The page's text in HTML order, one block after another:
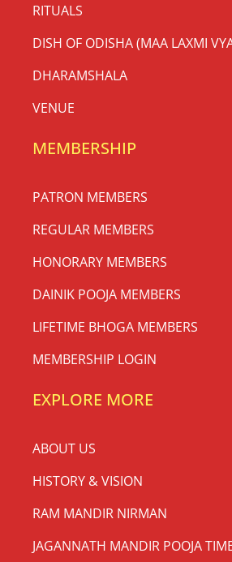
RITUALS
DISH OF ODISHA (MAA LAXMI
DHARAMSHALA
VENUE
MEMBERSHIP
PATRON MEMBERS
REGULAR MEMBERS
HONORARY MEMBERS
DAINIK POOJA MEMBERS
LIFETIME BHOGA MEMBERS
MEMBERSHIP LOGIN
EXPLORE MORE
ABOUT US
HISTORY & VISION
RAM MANDIR NIRMAN
JAGANNATH MANDIR POOJA